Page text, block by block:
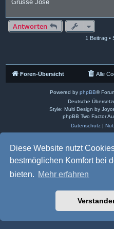
Diese Website nutzt
bestmöglichen Komfort bei
bieten. Mehr erfahren
Grüsse José
Antworten
1 Beitrag •
Foren-Übersicht Alle
Powered by phpBB®
Deutsche
Style: Multi Design by
phpBB Two Factor
Datenschutz|